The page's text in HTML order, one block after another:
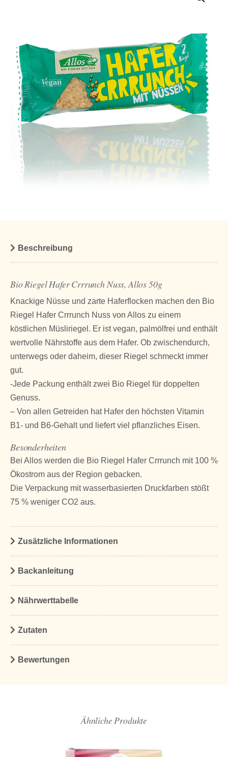
Beschreibung
Bio Riegel Hafer Crrrunch Nuss, Allos 50g
Knackige Nüsse und zarte Haferflocken machen den Bio
Riegel Hafer Crrrunch Nuss von Allos zu einem
köstlichen Müsliriegel. Er ist vegan, palmölfrei und enthält
wertvolle Nährstoffe aus dem Hafer. Ob zwischendurch,
unterwegs oder daheim, dieser Riegel schmeckt immer
gut.
-Jede Packung enthält zwei Bio Riegel für doppelten
Genuss.
– Von allen Getreiden hat Hafer den höchsten Vitamin
B1- und B6-Gehalt und liefert viel pflanzliches Eisen.
Besonderheiten
Bei Allos werden die Bio Riegel Hafer Crrrunch mit 100 %
Ökostrom aus der Region gebacken.
Die Verpackung mit wasserbasierten Druckfarben stößt
75 % weniger CO2 aus.
Zusätzliche Informationen
Backanleitung
Nährwerttabelle
Zutaten
Bewertungen
Ähnliche Produkte